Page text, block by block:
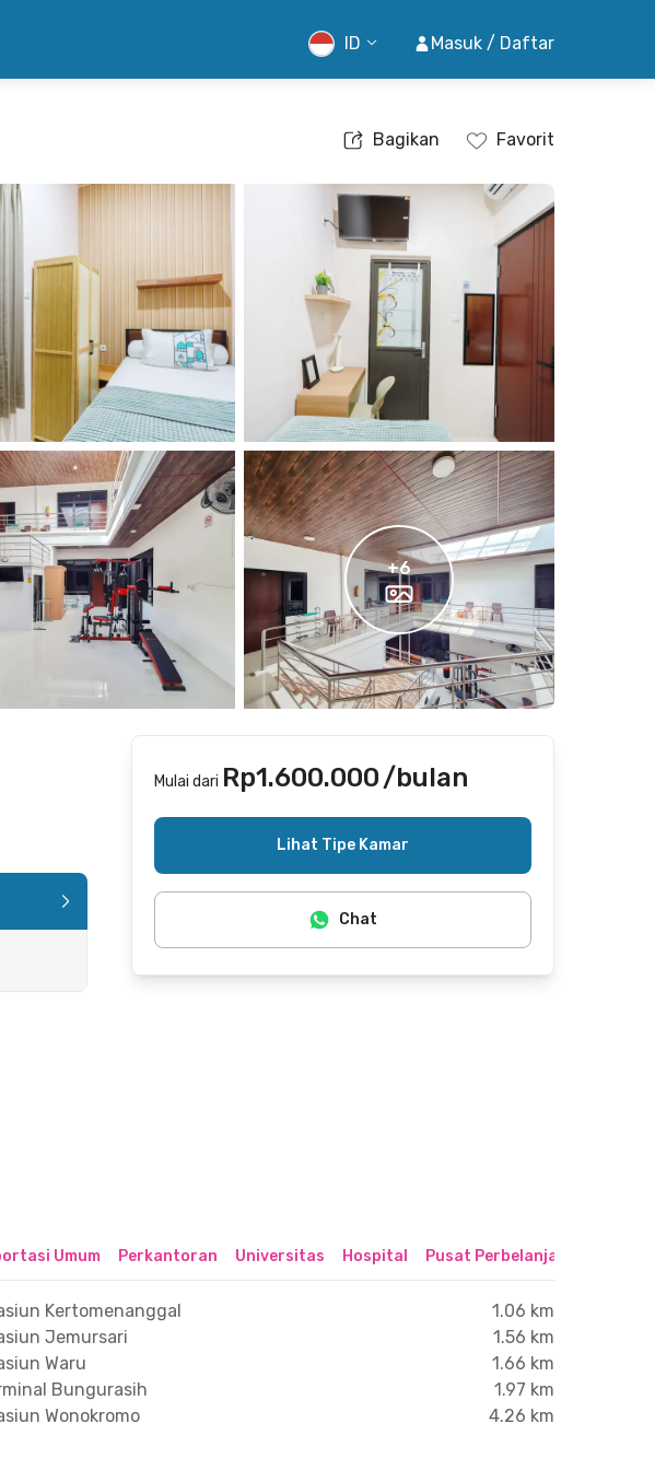
ID Masuk / Daftar
Bagikan Favorit
+6
Mulai dari Rp1.600.000/bulan
Lihat Tipe Kamar
Chat
Umum Perkantoran Universitas Hospital Pusat Perbelanjaan &
Kertomenanggal
1.06 km
Jemursari
1.56 km
Waru
1.66 km
Bungurasih
1.97 km
Wonokromo
4.26 km